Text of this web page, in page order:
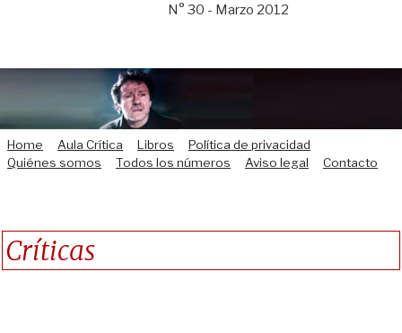
N° 30 - Marzo 2012
Home Aula Crítica Libros
Política de privacidad
Quiénes somos
Todos los números Aviso legal Contacto
Críticas